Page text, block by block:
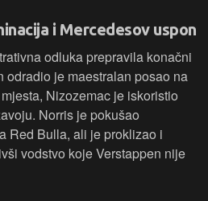
i Mercedesov uspon
odluka prepravila konačni
odradio je maestralan posao na
Nizozemac je iskoristio
Norris je pokušao
Red Bulla, ali je proklizao i
vodstvo koje Verstappen nije